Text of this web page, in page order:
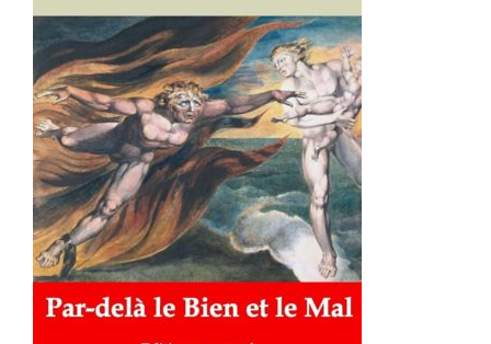
129.00€.39.00€.
AJOUTER AU PANIER / DÉTAILS